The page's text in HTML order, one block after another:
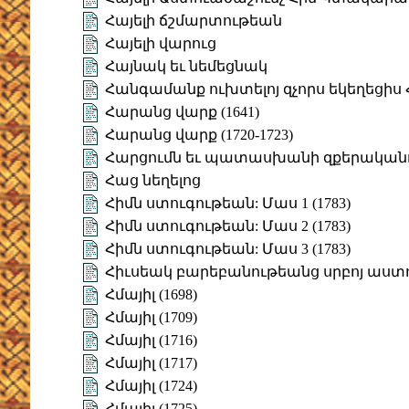
Հայելի ճշմարտութեան
Հայելի վարուց
Հայնակ եւ նեմեցնակ
Հանգամանք ուխտելոյ զչորս եկեղեցիս
Հարանց վարք (1641)
Հարանց վարք (1720-1723)
Հարցումն եւ պատասխանի
Հաց նեղելոց
Հիմն ստուգութեան: Մաս 1 (1783)
Հիմն ստուգութեան: Մաս 2 (1783)
Հիմն ստուգութեան: Մաս 3 (1783)
Հիւսեակ բարեբանութեանց սրբոյ
Հմայիլ (1698)
Հմայիլ (1709)
Հմայիլ (1716)
Հմայիլ (1717)
Հմայիլ (1724)